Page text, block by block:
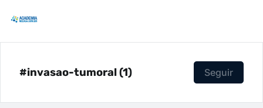
#invasao-tumoral (1) Seguir